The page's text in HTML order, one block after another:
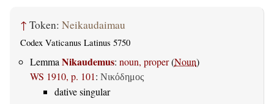
↑ Token: Neikaudaimau
Codex Vaticanus Latinus 5750
Lemma Nikaudemus: noun, proper(Noun)
WS 1910, p. 101: Νικόδημος
dative singular